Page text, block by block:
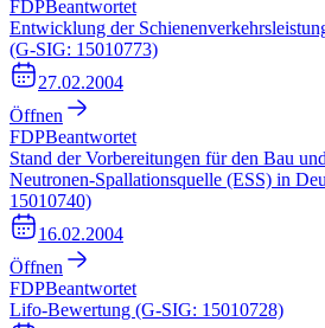
FDPBeantwortet
Entwicklung der
(G-SIG: 15010773)
27.02.2004
Öffnen
FDPBeantwortet
Stand der Vorbereitungen für den Bau
Neutronen-Spallationsquelle (ESS) in
15010740)
16.02.2004
Öffnen
FDPBeantwortet
Lifo-Bewertung (G-SIG: 15010728)